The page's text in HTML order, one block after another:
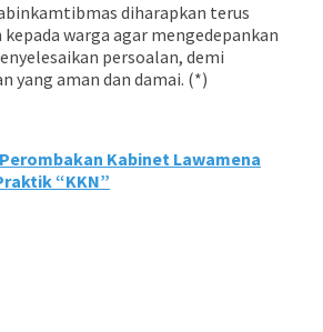
diharapkan terus
warga agar mengedepankan
persoalan, demi
yang aman dan damai. (*)
Perombakan Kabinet Lawamena
“KKN”